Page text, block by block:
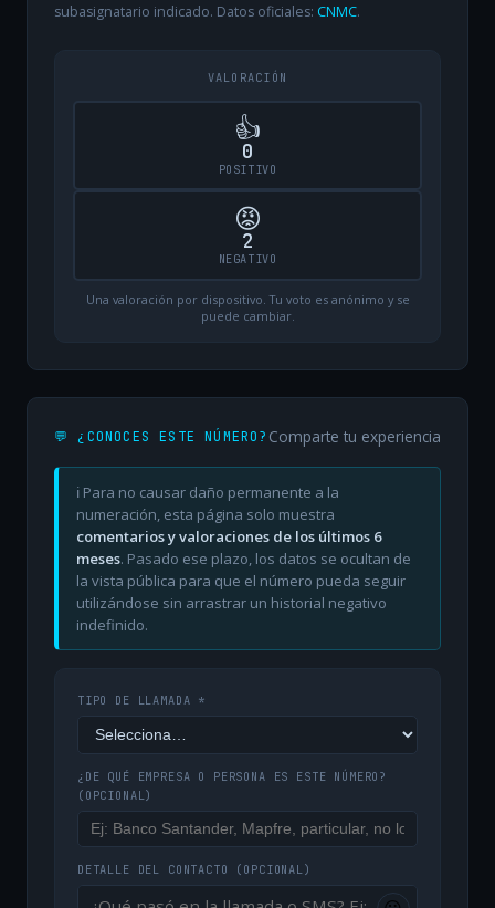
subasignatario indicado. Datos oficiales: CNMC.
VALORACIÓN
👍
0
POSITIVO
😡
2
NEGATIVO
Una valoración por dispositivo. Tu voto es anónimo y se
puede cambiar.
💬 ¿CONOCES ESTE NÚMERO? Comparte tu experiencia
ℹ️ Para no causar daño permanente a la
numeración, esta página solo muestra
comentarios y valoraciones de los últimos 6
meses. Pasado ese plazo, los datos se ocultan de
la vista pública para que el número pueda seguir
utilizándose sin arrastrar un historial negativo
indefinido.
TIPO DE LLAMADA *
¿DE QUÉ EMPRESA O PERSONA ES ESTE NÚMERO?
(OPCIONAL)
DETALLE DEL CONTACTO (OPCIONAL)